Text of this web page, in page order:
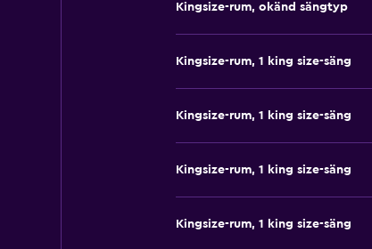
Kingsize-rum, okänd sängtyp
Kingsize-rum, 1 king size-säng
Kingsize-rum, 1 king size-säng
Kingsize-rum, 1 king size-säng
Kingsize-rum, 1 king size-säng